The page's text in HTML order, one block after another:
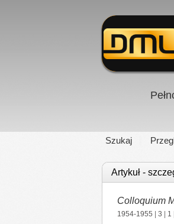
Szukaj
Artykuł -
Colloquium
1954-1955 3 1